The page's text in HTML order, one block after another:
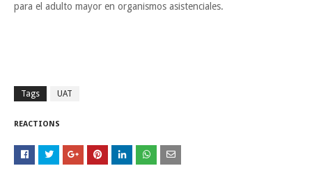
para el adulto mayor en organismos asistenciales.
Tags UAT
REACTIONS